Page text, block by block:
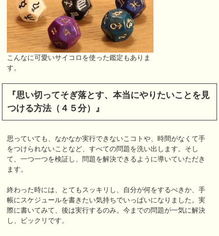
こんなに可愛いサイコロを使った鑑定もありま
す。
『思い切ってそぎ落とす、本当にやりたいことを見
つける方法（４５分）』
思っていても、なかなか実行できないこコトや、時間がなくて手
をつけられないことなど、すべての問題を洗い出します。そし
て、一つ一つを検証し、問題を解決できるように導いていただき
ます。
終わった時には、とてもスッキリし、自分が何をするべきか、手
帳にスケジュールを書きたい気持ちでいっぱいになりました。実
際に書いてみて、後は実行するのみ。今までの問題が一気に解決
し、ビックリです。